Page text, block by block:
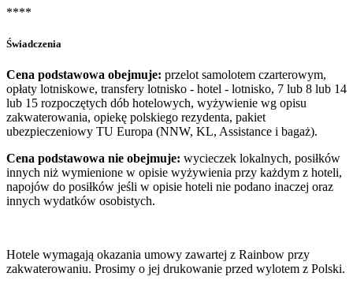
****
Świadczenia
Cena podstawowa obejmuje: przelot samolotem czarterowym,
opłaty lotniskowe, transfery lotnisko - hotel - lotnisko, 7 lub 8 lub 14
lub 15 rozpoczętych dób hotelowych, wyżywienie wg opisu
zakwaterowania, opiekę polskiego rezydenta, pakiet
ubezpieczeniowy TU Europa (NNW, KL, Assistance i bagaż).
Cena podstawowa nie obejmuje: wycieczek lokalnych, posiłków
innych niż wymienione w opisie wyżywienia przy każdym z hoteli,
napojów do posiłków jeśli w opisie hoteli nie podano inaczej oraz
innych wydatków osobistych.
Hotele wymagają okazania umowy zawartej z Rainbow przy
zakwaterowaniu. Prosimy o jej drukowanie przed wylotem z Polski.